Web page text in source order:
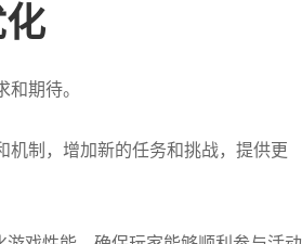
期待。
制，增加新的任务和挑战，提供更